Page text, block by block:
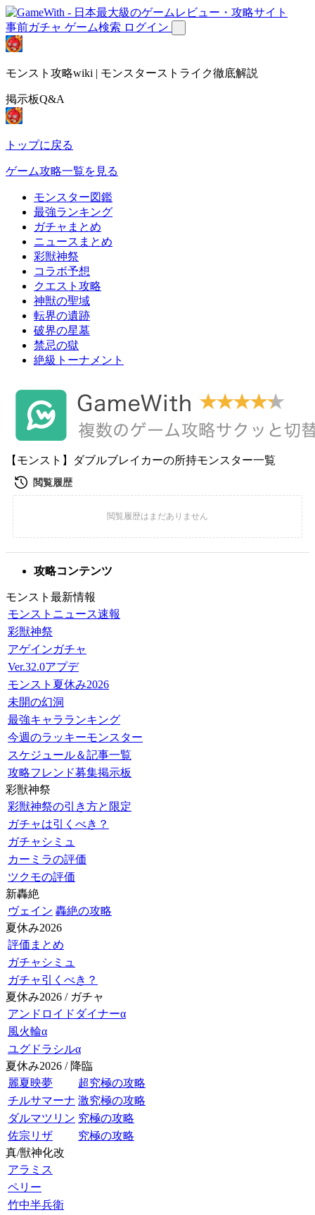
事前ガチャ ゲーム検索 ログイン
モンスト攻略wiki | モンスターストライク徹底解説
掲示板Q&A
トップに戻る
ゲーム攻略一覧を見る
モンスター図鑑
最強ランキング
ガチャまとめ
ニュースまとめ
彩獣神祭
コラボ予想
クエスト攻略
神獣の聖域
転界の遺跡
破界の星墓
禁忌の獄
絶級トーナメント
【モンスト】ダブルブレイカーの所持モンスター一覧
攻略コンテンツ
モンスト最新情報
モンストニュース速報
彩獣神祭
アゲインガチャ
Ver.32.0アプデ
モンスト夏休み2026
未開の幻洞
最強キャラランキング
今週のラッキーモンスター
スケジュール＆記事一覧
攻略フレンド募集掲示板
彩獣神祭
彩獣神祭の引き方と限定
ガチャは引くべき？
ガチャシミュ
カーミラの評価
ツクモの評価
新轟絶
ヴェイン 轟絶の攻略
夏休み2026
評価まとめ
ガチャシミュ
ガチャ引くべき？
夏休み2026 / ガチャ
アンドロイドダイナーα
風火輪α
ユグドラシルα
夏休み2026 / 降臨
麗夏映夢
超究極の攻略
チルサマーナ 激究極の攻略
ダルマツリン 究極の攻略
佐宗リザ
究極の攻略
真/獣神化改
アラミス
ペリー
竹中半兵衛